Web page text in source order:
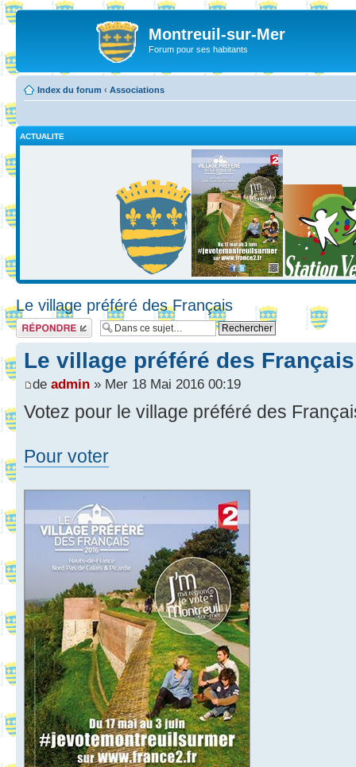
Montreuil-sur-Mer
Forum pour ses habitants
Index du forum ‹ Associations
ACTUALITE
Le village préféré des Français
Répondre
Le village préféré des Français
de admin » Mer 18 Mai 2016 00:19
Votez pour le village préféré des
Pour voter